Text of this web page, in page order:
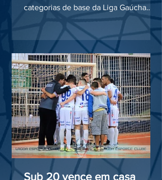
categorias de base da Liga Gaúcha
SICOOB de Futsal definiram o...
Sub 20 vence em casa